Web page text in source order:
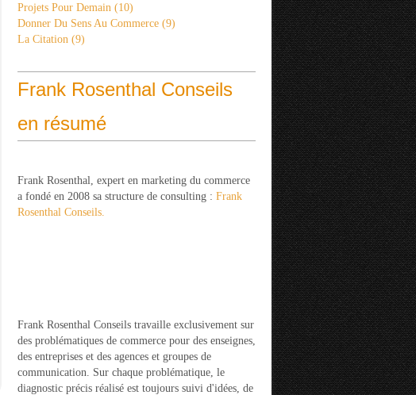
Projets Pour Demain (10)
Donner Du Sens Au Commerce (9)
La Citation (9)
Frank Rosenthal Conseils
en résumé
Frank Rosenthal, expert en marketing du commerce
a fondé en 2008 sa structure de consulting : Frank
Rosenthal Conseils.
Frank Rosenthal Conseils travaille exclusivement sur
des problématiques de commerce pour des enseignes,
des entreprises et des agences et groupes de
communication. Sur chaque problématique, le
diagnostic précis réalisé est toujours suivi d'idées, de